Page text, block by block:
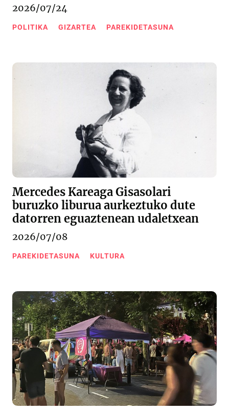
2026/07/24
POLITIKA GIZARTEA PAREKIDETASUNA
Mercedes Kareaga Gisasolari
buruzko liburua aurkeztuko dute
datorren eguaztenean udaletxean
2026/07/08
PAREKIDETASUNA KULTURA